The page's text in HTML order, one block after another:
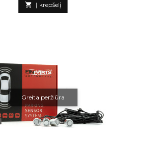
 Į krepšelį
Greita peržiūra